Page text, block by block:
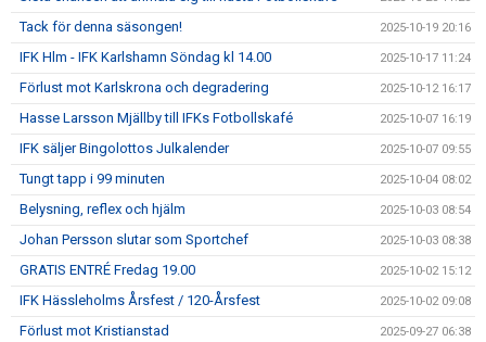
Tack för denna säsongen! 2025-10-19 20:16
IFK Hlm - IFK Karlshamn Söndag kl 14.00 2025-10-17 11:24
Förlust mot Karlskrona och degradering 2025-10-12 16:17
Hasse Larsson Mjällby till IFKs Fotbollskafé 2025-10-07 16:19
IFK säljer Bingolottos Julkalender 2025-10-07 09:55
Tungt tapp i 99 minuten 2025-10-04 08:02
Belysning, reflex och hjälm 2025-10-03 08:54
Johan Persson slutar som Sportchef 2025-10-03 08:38
GRATIS ENTRÉ Fredag 19.00 2025-10-02 15:12
IFK Hässleholms Årsfest / 120-Årsfest 2025-10-02 09:08
Förlust mot Kristianstad 2025-09-27 06:38